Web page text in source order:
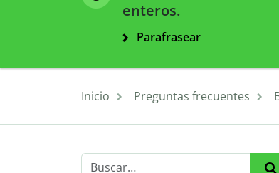
enteros.
Parafrasear
Inicio Preguntas frecuentes